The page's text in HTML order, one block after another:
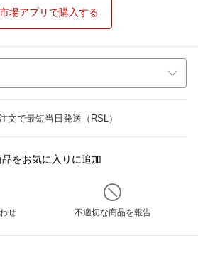
場アプリで購入する
文で最短当日発送（RSL）
品をお気に入りに追加
せ 不適切な商品を報告